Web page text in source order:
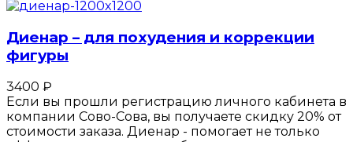
Диенар – для похудения и коррекции
фигуры
3400 ₽
Если вы прошли регистрацию личного кабинета в
компании Сово-Сова, вы получаете скидку 20% от
стоимости заказа. Диенар - помогает не только